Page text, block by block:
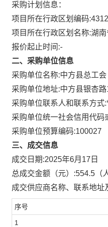
采购计划信息：
项目所在行政区划编码:
项目所在行政区划名称:湖
报价起止时间:-
二、采购单位信息
采购单位名称:中方县总工会
采购单位地址:中方县银杏路
采购单位联系人和联系方式:
采购单位统一社会信用代码
采购单位预算编码:100027
三、成交信息
成交日期:2025年6月17日
总成交金额（元）:554.5 （
成交供应商名称、联系地址
序号
1